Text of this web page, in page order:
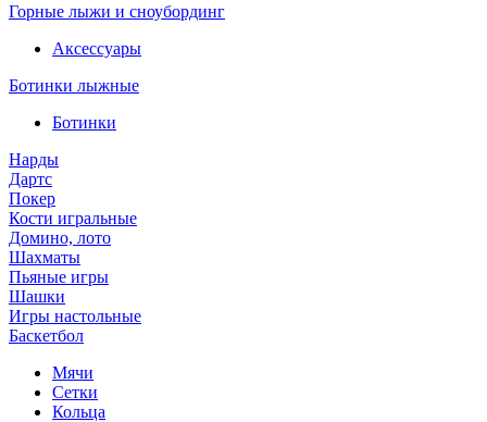
Горные лыжи и сноубординг
Аксессуары
Ботинки лыжные
Ботинки
Нарды
Дартс
Покер
Кости игральные
Домино, лото
Шахматы
Пьяные игры
Шашки
Игры настольные
Баскетбол
Мячи
Сетки
Кольца